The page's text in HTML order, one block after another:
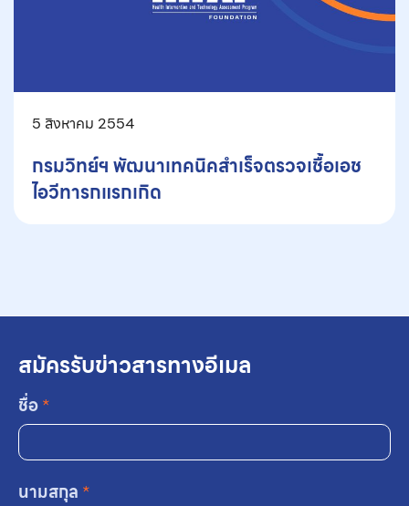
5 สิงหาคม 2554
กรมวิทย์ฯ พัฒนาเทคนิคสำเร็จตรวจเชื้อเอช
ไอวีทารกแรกเกิด
สมัครรับข่าวสารทางอีเมล
ชื่อ*
นามสกุล *